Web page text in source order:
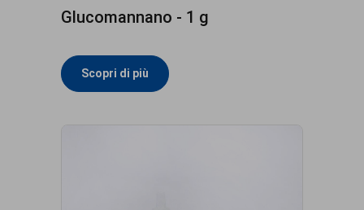
Glucomannano - 1 g
Scopri di più